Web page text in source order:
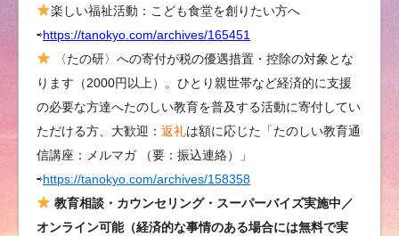
さ
な
に
な
る
た
め
に・
楽しい福祉活動：こども食堂を創りたい方へ
⇨https://tanokyo.com/archives/165451
〈たの研〉への寄付が税の優遇措置・控除の対象とな
ります（2000円以上）。ひとり親世帯など経済的に支援
の必要な方達へたのしい教育を普及する活動に寄付してい
ただける方、大歓迎： 返礼は額に応じた「たのしい教育通
信講座：メルマガ （要：振込連絡）」
⇨https://tanokyo.com/archives/158358
教育相談・カウンセリング・スーパーバイズ実施中／
オンライン可能（経済的な事情のある場合には無料で実